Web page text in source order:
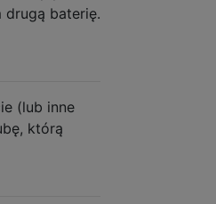
drugą baterię.
(lub inne
którą